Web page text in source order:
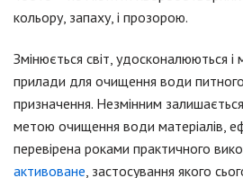
кольору, запаху, і прозорою.
Змінюється світ, удосконалюються і
прилади для очищення води
призначення. Незмінним
метою очищення води матеріалів,
перевірена роками практичного
активоване , застосування якого